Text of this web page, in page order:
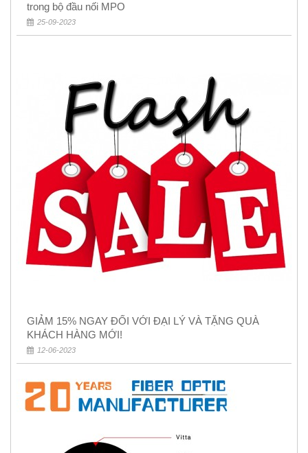
trong bộ đầu nối MPO
25-09-2023
GIẢM 15% NGAY ĐỐI VỚI ĐẠI LÝ VÀ TẶNG QUÀ
KHÁCH HÀNG MỚI!
12-06-2023